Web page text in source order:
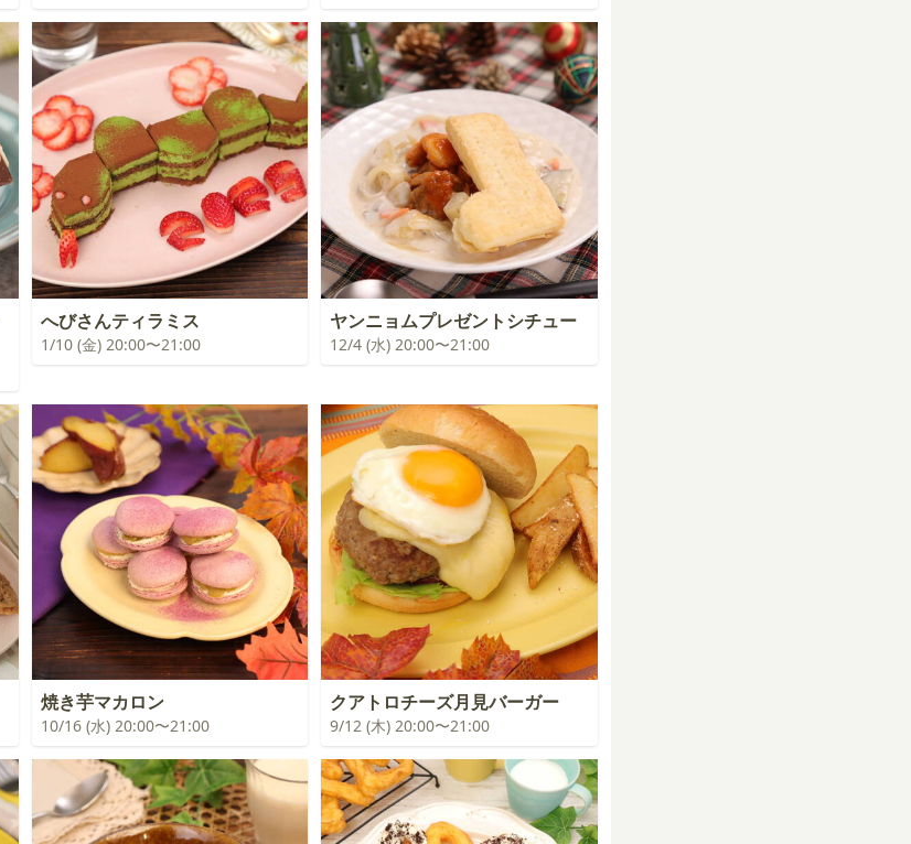
へびさんティラミス
1/10 (金) 20:00〜21:00
ヤンニョムプレゼントシチュー
12/4 (水) 20:00〜21:00
焼き芋マカロン
10/16 (水) 20:00〜21:00
クアトロチーズ月見バーガー
9/12 (木) 20:00〜21:00